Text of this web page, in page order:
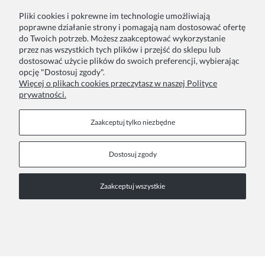
Zamówienie
Twoje zamówienia
Zwroty i reklamacje
Formy płatności
Czas i koszty dostawy
Inne
Blog
Zainspiruj się
Kontakt
Pn. - Pt. 9:00 - 15:00
Pliki cookies i pokrewne im technologie umożliwiają
poprawne działanie strony i pomagają nam dostosować ofertę
do Twoich potrzeb. Możesz zaakceptować wykorzystanie
przez nas wszystkich tych plików i przejść do sklepu lub
dostosować użycie plików do swoich preferencji, wybierając
opcję "Dostosuj zgody".
Więcej o plikach cookies przeczytasz w naszej Polityce
prywatności.
Zaakceptuj tylko niezbędne
Dostosuj zgody
Zaakceptuj wszystkie